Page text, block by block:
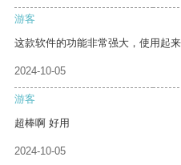
游客
这款软件的功能非常强大，使用起来
2024-10-05
游客
超棒啊 好用
2024-10-05